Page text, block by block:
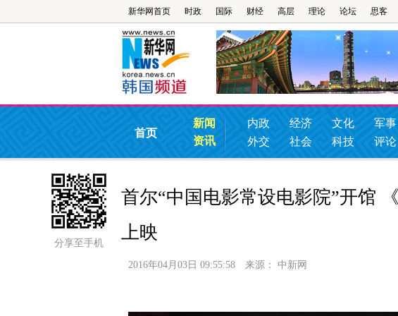
新华网首页 时政 国际 财经 高层 理论 论坛 思客
首页
新闻
资讯
内政 经济 文化 军事
外交
社会 科技 评论
分享至手机
首尔“中国电影常设电影院”开馆
上映
2016年04月03日 09:55:58 来源： 中新网